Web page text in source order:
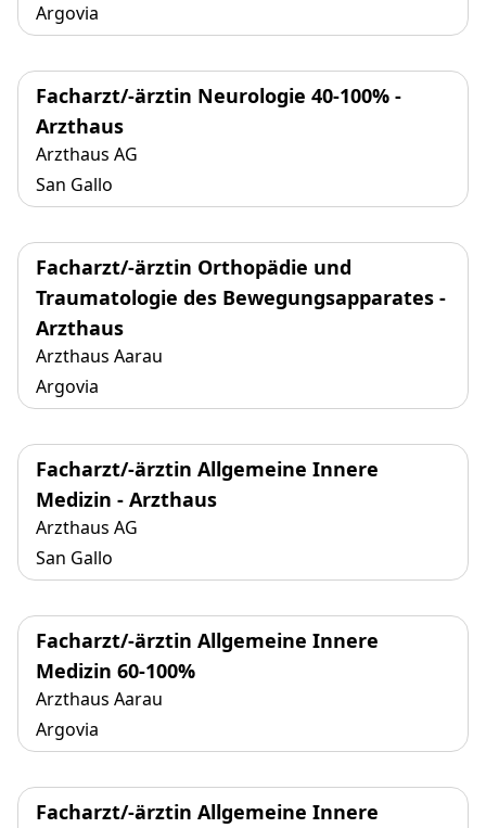
Argovia
Facharzt/-ärztin Neurologie 40-100% -
Arzthaus
Arzthaus AG
San Gallo
Facharzt/-ärztin Orthopädie und
Traumatologie des Bewegungsapparates -
Arzthaus
Arzthaus Aarau
Argovia
Facharzt/-ärztin Allgemeine Innere
Medizin - Arzthaus
Arzthaus AG
San Gallo
Facharzt/-ärztin Allgemeine Innere
Medizin 60-100%
Arzthaus Aarau
Argovia
Facharzt/-ärztin Allgemeine Innere